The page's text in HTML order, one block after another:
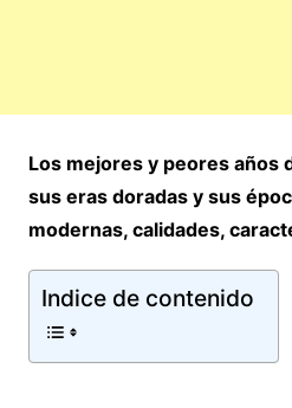
Los mejores y peores años
sus eras doradas y sus
modernas, calidades,
Indice de contenido